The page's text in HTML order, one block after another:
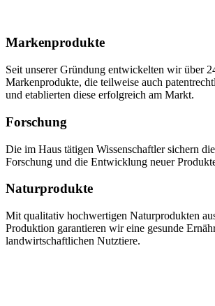
Markenprodukte
Seit unserer Gründung entwickelten wir über
Markenprodukte, die teilweise auch
und etablierten diese erfolgreich am Markt.
Forschung
Die im Haus tätigen Wissenschaftler sichern
Forschung und die Entwicklung neuer
Naturprodukte
Mit qualitativ hochwertigen Naturprodukten
Produktion garantieren wir eine gesunde
landwirtschaftlichen Nutztiere.